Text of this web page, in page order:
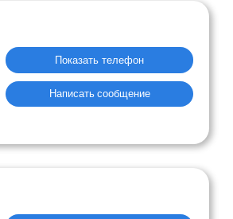
Показать телефон
Написать сообщение